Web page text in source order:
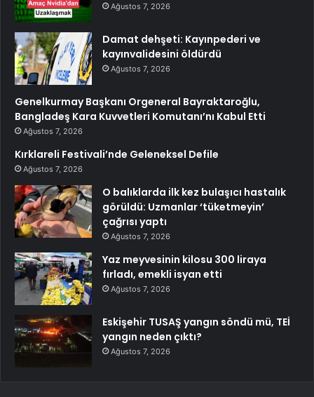
Ağustos 7, 2026
Damat dehşeti: Kayınpederi ve
kayınvalidesini öldürdü
Ağustos 7, 2026
Genelkurmay Başkanı Orgeneral Bayraktaroğlu,
Bangladeş Kara Kuvvetleri Komutanı’nı Kabul Etti
Ağustos 7, 2026
Kırklareli Festivali’nde Geleneksel Defile
Ağustos 7, 2026
O balıklarda ilk kez bulaşıcı hastalık
görüldü: Uzmanlar ‘tüketmeyin’
çağrısı yaptı
Ağustos 7, 2026
Yaz meyvesinin kilosu 300 liraya
fırladı, emekli isyan etti
Ağustos 7, 2026
Eskişehir TUSAŞ yangın söndü mü, TEİ
yangın neden çıktı?
Ağustos 7, 2026